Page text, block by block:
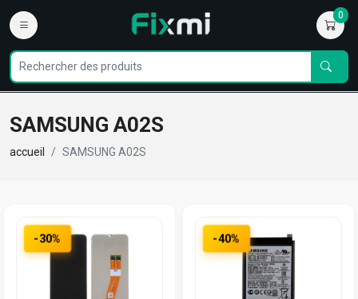
0
SAMSUNG A02S
accueil SAMSUNG A02S
-30% -40%